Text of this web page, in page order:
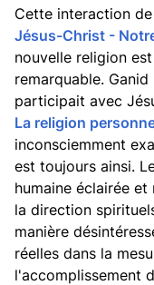
Cette interaction
Jésus-Christ -
nouvelle religion
remarquable.
participait avec
La religion
inconsciemment
est toujours ainsi.
humaine éclairée
la direction
manière
réelles dans la
l'accomplissement